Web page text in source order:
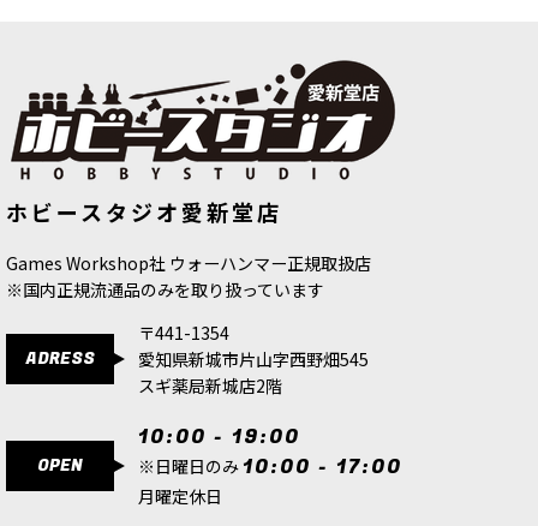
ーン[10015]
ド
ホビースタジオ愛新堂店
Games Workshop社 ウォーハンマー正規取扱店
※国内正規流通品のみを取り扱っています
ADRESS
〒441-1354
愛知県新城市片山字西野畑545
スギ薬局新城店2階
OPEN
10:00 - 19:00
※日曜日のみ 10:00 - 17:00
月曜定休日